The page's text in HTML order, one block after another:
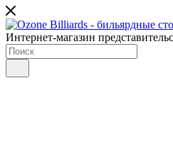
Интернет-магазин